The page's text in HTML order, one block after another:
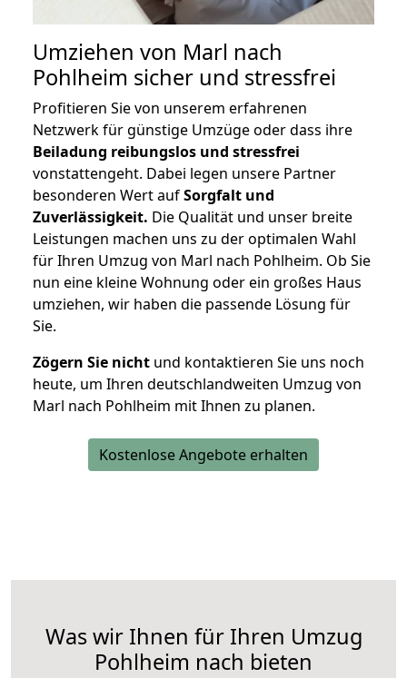
Umziehen von Marl nach
Pohlheim sicher und stressfrei
Profitieren Sie von unserem erfahrenen
Netzwerk für günstige Umzüge oder dass ihre
Beiladung reibungslos und stressfrei
vonstattengeht. Dabei legen unsere Partner
besonderen Wert aufSorgfalt und
Zuverlässigkeit. Die Qualität und unser breite
Leistungen machen uns zu der optimalen Wahl
für Ihren Umzug von Marl nach Pohlheim. Ob Sie
nun eine kleine Wohnung oder ein großes Haus
umziehen, wir haben die passende Lösung für
Sie.
Zögern Sie nicht und kontaktieren Sie uns noch
heute, um Ihren deutschlandweiten Umzug von
Marl nach Pohlheim mit Ihnen zu planen.
Kostenlose Angebote erhalten
Was wir Ihnen für Ihren Umzug
Pohlheim nach bieten